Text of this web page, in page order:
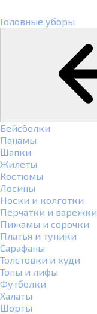
Головные уборы
Бейсболки
Панамы
Шапки
Жилеты
Костюмы
Лосины
Носки и колготки
Перчатки и варежки
Пижамы и сорочки
Платья и туники
Сарафаны
Толстовки и худи
Топы и лифы
Футболки
Халаты
Шорты